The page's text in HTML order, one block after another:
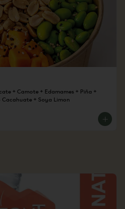
+ Camote + Edamames + Piña +
+ Soya Limon